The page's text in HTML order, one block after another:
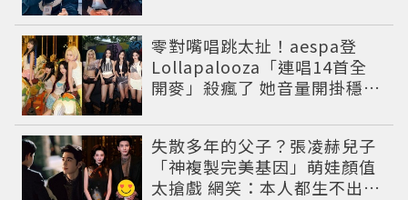
零對嘴唱跳太扯！aespa登
Lollapalooza「連唱14首全
開麥」殺瘋了 她音量開掛穩到
失散多年的父子？張凌赫兒子
「神複製完美基因」萌娃顏值
太搶戲 網笑：本人都生不出這